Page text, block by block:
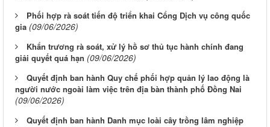
Phối hợp rà soát tiến độ triển khai Cổng Dịch vụ công quốc
gia (09/06/2026)
Khẩn trương rà soát, xử lý hồ sơ thủ tục hành chính đang
giải quyết quá hạn (09/06/2026)
Quyết định ban hành Quy chế phối hợp quản lý lao động là
người nước ngoài làm việc trên địa bàn thành phố Đồng Nai
(09/06/2026)
Quyết định ban hành Danh mục loài cây trồng lâm nghiệp